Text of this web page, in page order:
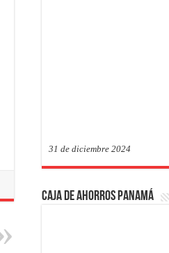
31 de diciembre 2024
Caja de Ahorros Panamá